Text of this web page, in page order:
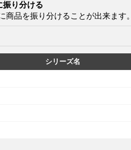
振り分ける
商品を振り分けることが出来ます。
シリーズ名